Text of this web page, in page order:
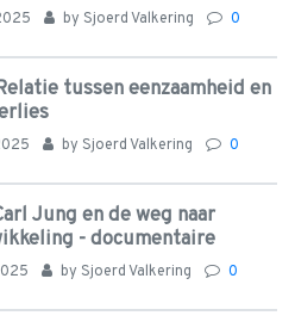
by Sjoerd Valkering
0
tussen eenzaamheid en
by Sjoerd Valkering
0
Jung en de weg naar
- documentaire
by Sjoerd Valkering
0